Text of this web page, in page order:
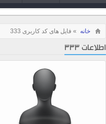
خانه » فایل های کد کاربری 333
اطلاعات 333